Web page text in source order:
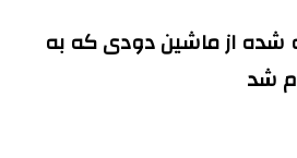
از ماشین دودی که به
شد